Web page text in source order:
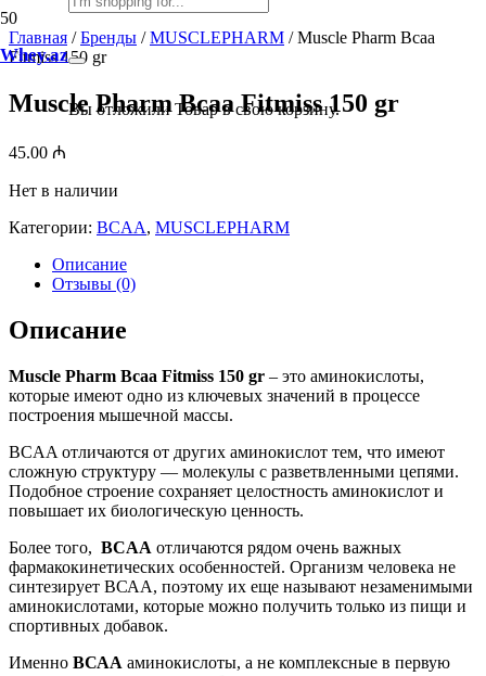
Whey.az
Вы отложилиТоварв свою корзину.
Главная /Бренды /MUSCLEPHARM / Muscle Pharm Bcaa
Fitmiss 150 gr
Muscle Pharm Bcaa Fitmiss 150 gr
45.00 ₼
Нет в наличии
Категории: BCAA, MUSCLEPHARM
Описание
Отзывы (0)
Описание
Muscle Pharm Bcaa Fitmiss 150 gr – это аминокислоты,
которые имеют одно из ключевых значений в процессе
построения мышечной массы.
BCAA отличаются от других аминокислот тем, что имеют
сложную структуру — молекулы с разветвленными цепями.
Подобное строение сохраняет целостность аминокислот и
повышает их биологическую ценность.
Более того, BCAA отличаются рядом очень важных
фармакокинетических особенностей. Организм человека не
синтезирует ВСАА, поэтому их еще называют незаменимыми
аминокислотами, которые можно получить только из пищи и
спортивных добавок.
Именно ВСАА аминокислоты, а не комплексные в первую